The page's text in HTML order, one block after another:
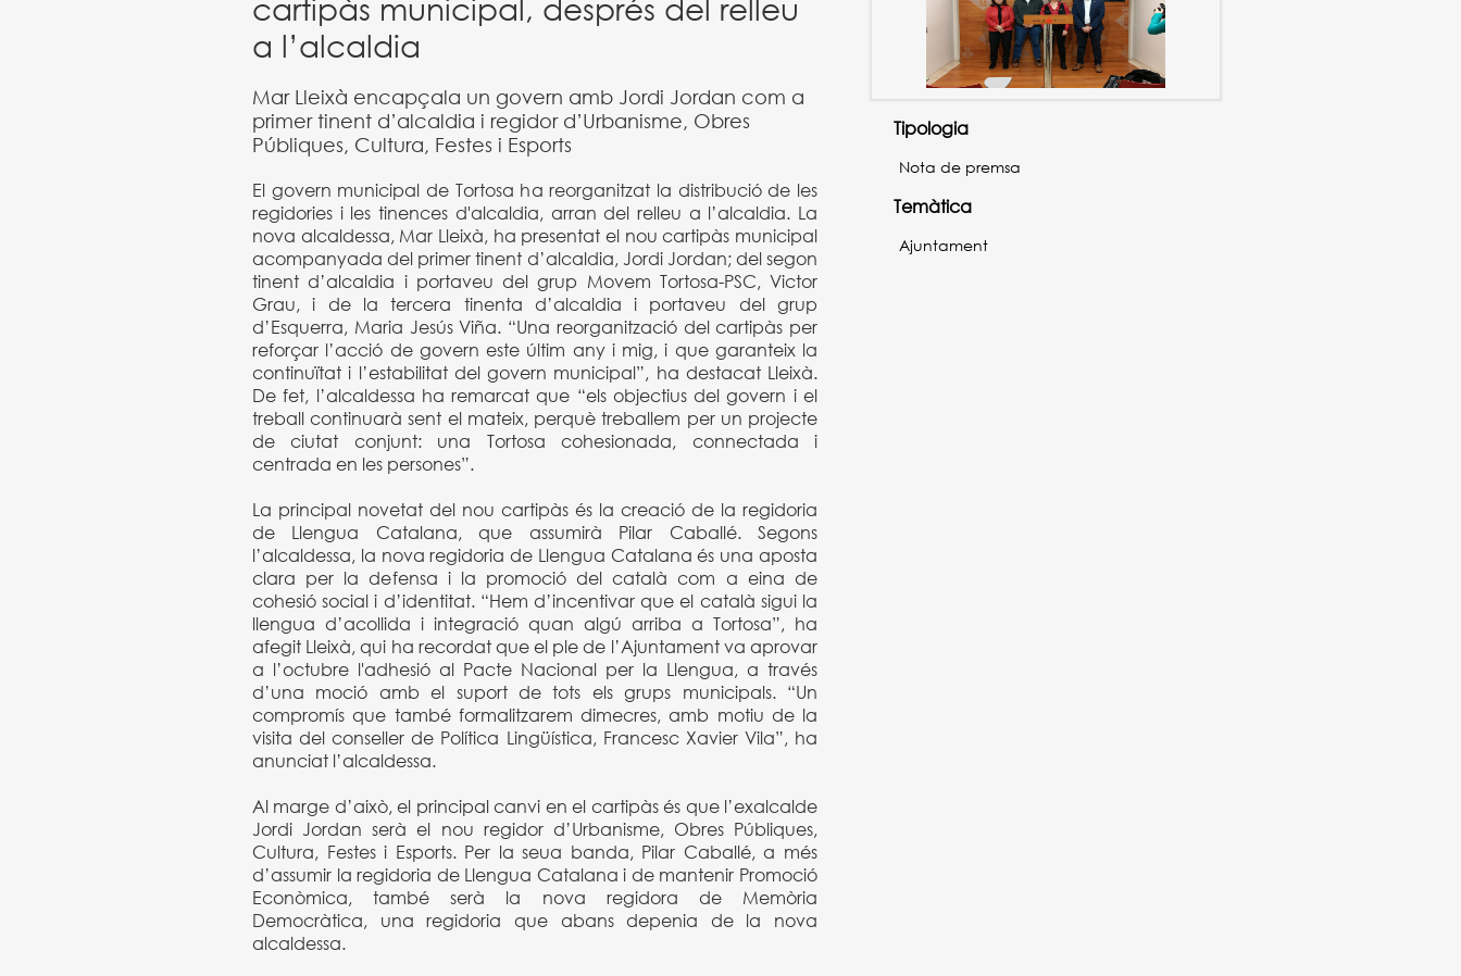
cartipàs municipal, després del relleu
a l’alcaldia
Mar Lleixà encapçala un govern amb Jordi Jordan com a
primer tinent d’alcaldia i regidor d’Urbanisme, Obres
Públiques, Cultura, Festes i Esports
El govern municipal de Tortosa ha reorganitzat la distribució de les
regidories i les tinences d'alcaldia, arran del relleu a l’alcaldia. La
nova alcaldessa, Mar Lleixà, ha presentat el nou cartipàs municipal
acompanyada del primer tinent d’alcaldia, Jordi Jordan; del segon
tinent d’alcaldia i portaveu del grup Movem Tortosa-PSC, Victor
Grau, i de la tercera tinenta d’alcaldia i portaveu del grup
d’Esquerra, Maria Jesús Viña. “Una reorganització del cartipàs per
reforçar l’acció de govern este últim any i mig, i que garanteix la
continuïtat i l’estabilitat del govern municipal”, ha destacat Lleixà.
De fet, l’alcaldessa ha remarcat que “els objectius del govern i el
treball continuarà sent el mateix, perquè treballem per un projecte
de ciutat conjunt: una Tortosa cohesionada, connectada i
centrada en les persones”.
La principal novetat del nou cartipàs és la creació de la regidoria
de Llengua Catalana, que assumirà Pilar Caballé. Segons
l’alcaldessa, la nova regidoria de Llengua Catalana és una aposta
clara per la defensa i la promoció del català com a eina de
cohesió social i d’identitat. “Hem d’incentivar que el català sigui la
llengua d’acollida i integració quan algú arriba a Tortosa”, ha
afegit Lleixà, qui ha recordat que el ple de l’Ajuntament va aprovar
a l’octubre l'adhesió al Pacte Nacional per la Llengua, a través
d’una moció amb el suport de tots els grups municipals. “Un
compromís que també formalitzarem dimecres, amb motiu de la
visita del conseller de Política Lingüística, Francesc Xavier Vila”, ha
anunciat l’alcaldessa.
Al marge d’això, el principal canvi en el cartipàs és que l’exalcalde
Jordi Jordan serà el nou regidor d’Urbanisme, Obres Públiques,
Cultura, Festes i Esports. Per la seua banda, Pilar Caballé, a més
d’assumir la regidoria de Llengua Catalana i de mantenir Promoció
Econòmica, també serà la nova regidora de Memòria
Democràtica, una regidoria que abans depenia de la nova
alcaldessa.
Tipologia
Nota de premsa
Temàtica
Ajuntament